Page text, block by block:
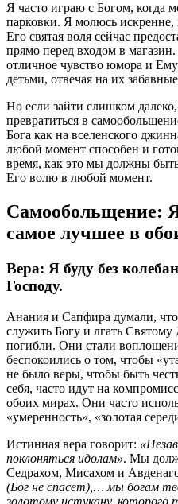
Я часто играю с Богом, когда
парковки. Я молюсь искренне,
Его святая воля сейчас
прямо перед входом в
отличное чувство юмора и
детьми, отвечая на их
Но если зайти слишком
превратиться в
Бога как на вселенского
любой момент способен и
время, как это мы должны
Его волю в любой момент.
Самообольщение:
самое лучшее в
Вера: Я буду без
Господу.
Анания и Сапфира думали,
служить Богу и лгать
погибли. Они стали
беспокоились о том, чтобы
не было веры, чтобы быть
себя, часто идут на
обоих мирах. Они часто
«умеренность», «золотая
Истинная вера говорит:
поклоняться идолам». Мы
Седрахом, Мисахом и
(Бог не спасет),… мы богам
золотому истукану, которого